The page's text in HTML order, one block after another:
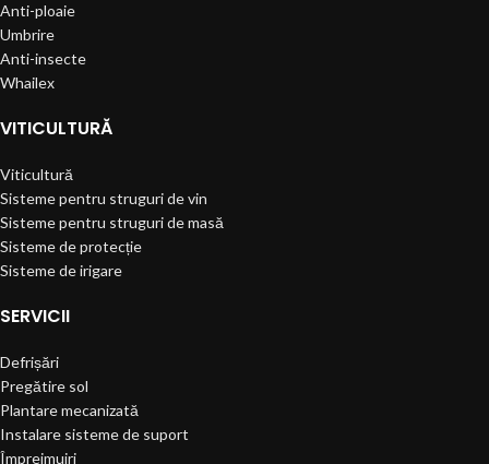
Anti-ploaie
Umbrire
Anti-insecte
Whailex
VITICULTURĂ
Viticultură
Sisteme pentru struguri de vin
Sisteme pentru struguri de masă
Sisteme de protecție
Sisteme de irigare
SERVICII
Defrișări
Pregătire sol
Plantare mecanizată
Instalare sisteme de suport
Împrejmuiri